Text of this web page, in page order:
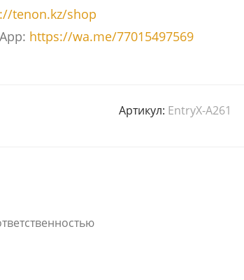
tenon.kz/shop
https://wa.me/77015497569
Артикул: EntryX-A261